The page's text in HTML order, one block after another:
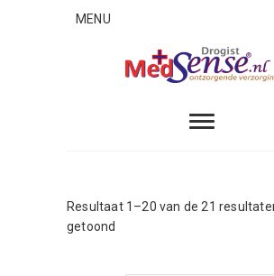
MENU
Resultaat 1–20 van de 21
getoond